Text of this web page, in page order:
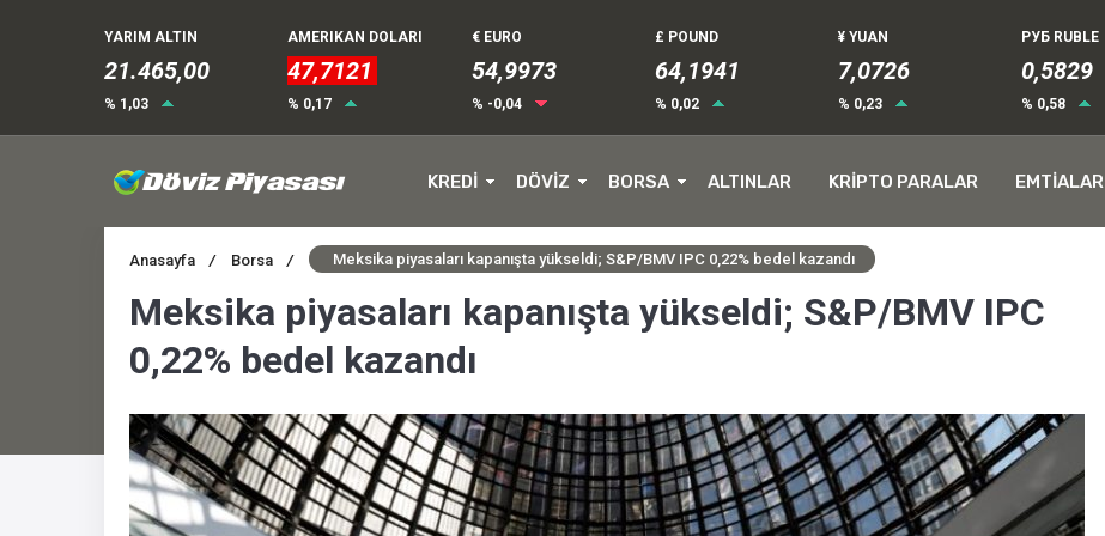
YARIM ALTIN
21.465,00
% 1,03
AMERIKAN DOLARI
47,7121
% 0,17
€ EURO
54,9973
% -0,04
£ POUND
64,1941
% 0,02
¥ YUAN
7,0726
% 0,23
РУБ RUBLE
0,5829
% 0,58
KREDİ DÖVİZ BORSA ALTINLAR KRİPTO PARALAR EMTİALAR
Anasayfa / Borsa / Meksika piyasaları kapanışta yükseldi; S&P/BMV IPC 0,22% bedel kazandı
Meksika piyasaları kapanışta yükseldi; S&P/BMV IPC
0,22% bedel kazandı